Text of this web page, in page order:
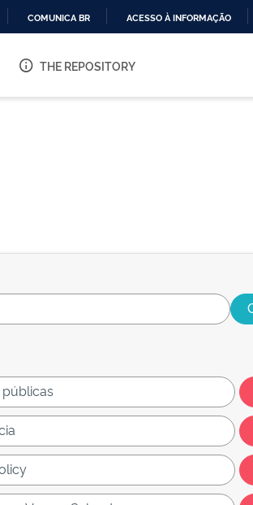
O
COMUNICA BR ACESSO À INFORMAÇÃO
THE REPOSITORY